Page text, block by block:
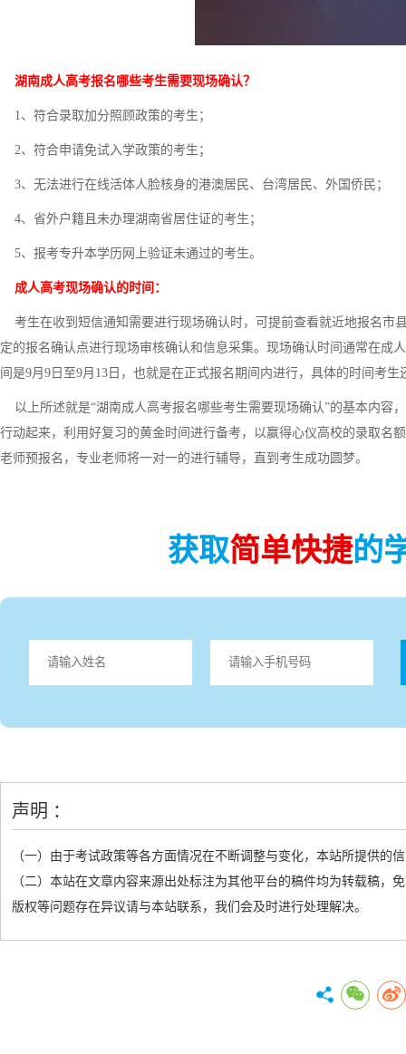
湖南成人高考报名哪些考生需要现场确认？
1、符合录取加分照顾政策的考生；
2、符合申请免试入学政策的考生；
3、无法进行在线活体人脸核身的港澳居民、台湾居民、外国侨民；
4、省外户籍且未办理湖南省居住证的考生；
5、报考专升本学历网上验证未通过的考生。
成人高考现场确认的时间：
考生在收到短信通知需要进行现场确认时，可提前查看就近地报名市
定的报名确认点进行现场审核确认和信息采集。现场确认时间通常在成
间是9月9日至9月13日，也就是在正式报名期间内进行，具体的时间考
以上所述就是“湖南成人高考报名哪些考生需要现场确认”的基本内容
行动起来，利用好复习的黄金时间进行备考，以赢得心仪高校的录取名
老师预报名，专业老师将一对一的进行辅导，直到考生成功圆梦。
获取简单快捷的
声明 ：
（一）由于考试政策等各方面情况在不断调整与变化，本站所提供的
（二）本站在文章内容来源出处标注为其他平台的稿件均为转载稿
版权等问题存在异议请与本站联系，我们会及时进行处理解决。